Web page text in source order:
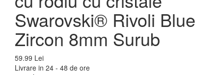
Swarovski® Rivoli Blue
Zircon 8mm Surub
59.99 Lei
Livrare in 24 - 48 de ore